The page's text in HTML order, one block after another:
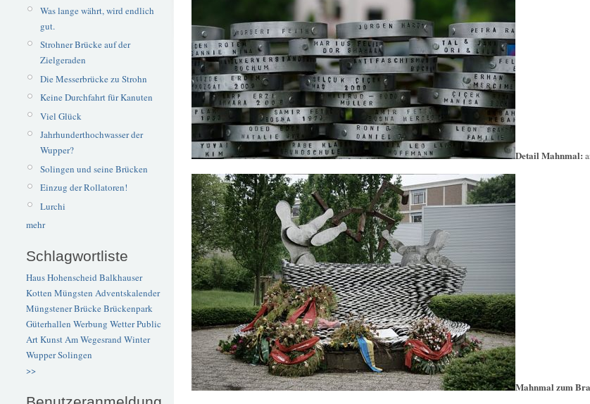
Was lange währt, wird endlich
gut.
Strohner Brücke auf der
Zielgeraden
Die Messerbrücke zu Strohn
Keine Durchfahrt für Kanuten
Viel Glück
Jahrhunderthochwasser der
Wupper?
Solingen und seine Brücken
Einzug der Rollatoren!
Lurchi
mehr
Schlagwortliste
Haus Hohenscheid Balkhauser
Kotten Müngsten Adventskalender
Müngstener BrückeBrückenpark
Güterhallen Werbung WetterPublic
ArtKunstAm Wegesrand Winter
WupperSolingen
>>
Detail Mahnmal:
Mahnmal zum